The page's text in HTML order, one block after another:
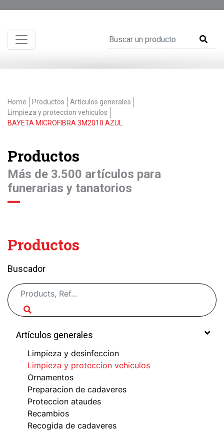
Home Productos
Artículos generales
Limpieza y proteccion vehiculos
BAYETA MICROFIBRA 3M2010 AZUL
Productos
Más de 3.500 artículos para
funerarias y tanatorios
Productos
Buscador
Artículos generales
Limpieza y desinfeccion
Limpieza y proteccion vehiculos
Ornamentos
Preparacion de cadaveres
Proteccion ataudes
Recambios
Recogida de cadaveres